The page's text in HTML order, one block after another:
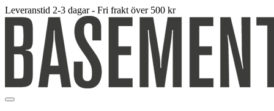
Leveranstid 2-3 dagar - Fri frakt över 500 kr